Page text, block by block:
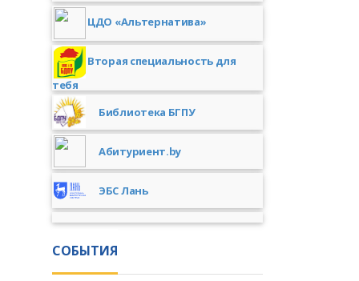
ЦДО «Альтернатива»
Вторая специальность для
тебя
Библиотека БГПУ
Абитуриент.by
ЭБС Лань
СОБЫТИЯ